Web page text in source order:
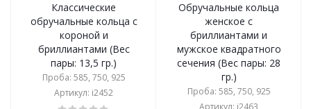
Классические
обручальные кольца с
короной и
бриллиантами (Вес
пары: 13,5 гр.)
Проба: 585, 750, 925
Артикул: i2452
Обручальные кольца
женское с
бриллиантами и
мужское квадратного
сечения (Вес пары: 28
гр.)
Проба: 585, 750, 925
Артикул: i2463